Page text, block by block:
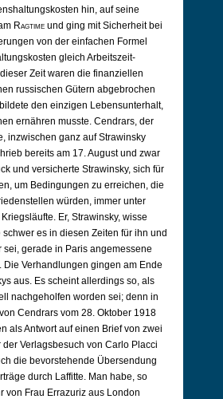
hin, auf seine
Ragtime und ging mit Sicherheit bei
von der einfachen Formel
gleich Arbeitszeit-
Zeit waren die finanziellen
russischen Gütern abgebrochen
den einzigen Lebensunterhalt,
ernähren musste. Cendrars, der
inzwischen ganz auf Strawinsky
bereits am 17. August und zwar
und versicherte Strawinsky, sich für
um Bedingungen zu erreichen, die
würden, immer unter
Er, Strawinsky, wisse
es in diesen Zeiten für ihn und
sei, gerade in Paris angemessene
Die Verhandlungen gingen am Ende
aus. Es scheint allerdings so, als
nachgeholfen worden sei; denn in
Cendrars vom 28. Oktober 1918
als Antwort auf einen Brief von zwei
Verlagsbesuch von Carlo Placci
die bevorstehende Übersendung
durch Laffitte. Man habe, so
von Frau Errazuriz aus London